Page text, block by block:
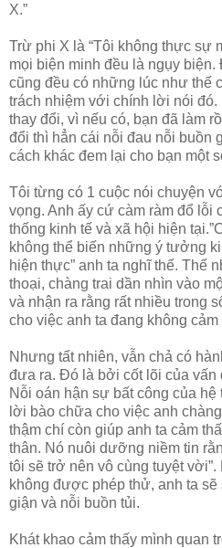
X.”
Trừ phi X là “Tôi không thực sự
mọi biện minh đều là ngụy
cũng đều có những lúc như thế
trách nhiệm với chính lời nói
thay đổi, vì nếu có, bạn đã làm
đổi thì hẳn cái nỗi đau nỗi buồn
cách khác đem lại cho bạn một
Tôi từng có 1 cuộc nói chuyện
vọng. Anh ấy cứ càm ràm đổ lỗi
thống kinh tế và xã hội hiện
không thể biến những ý tưởng
hiện thực” anh ta nghĩ thế. Thế
thoại, chàng trai dần nhìn vào
và nhận ra rằng rất nhiều trong
cho việc anh ta đang không
Nhưng tất nhiên, vẫn chả có
đưa ra. Đó là bởi cốt lõi của vấn
Nỗi oán hận sự bất công của
lời bào chữa cho việc anh
thậm chí còn giúp anh ta cảm
thân. Nó nuôi dưỡng niềm tin
tôi sẽ trở nên vô cùng tuyệt
không được phép thử, anh ta
giận và nỗi buồn tủi.
Khát khao cảm thấy mình quan